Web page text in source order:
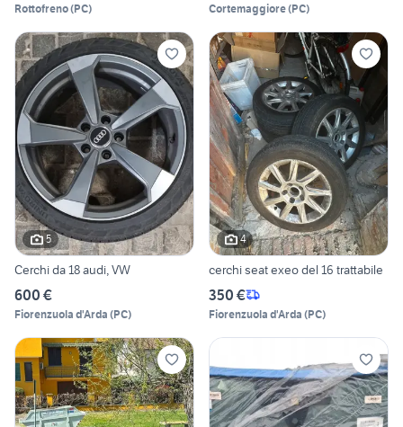
Rottofreno(PC) Cortemaggiore(PC)
5
Cerchi da 18 audi, VW
600 €
Fiorenzuola d'Arda (PC)
4
cerchi seat exeo del 16 trattabile
350 €
Fiorenzuola d'Arda (PC)